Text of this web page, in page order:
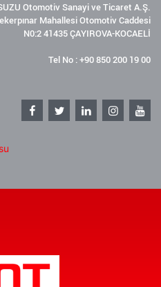
Otomotiv Sanayi ve Ticaret A.Ş.
Mahallesi Otomotiv Caddesi
N0:2 41435 ÇAYIROVA-KOCAELİ
Tel No : +90 850 200 19 00